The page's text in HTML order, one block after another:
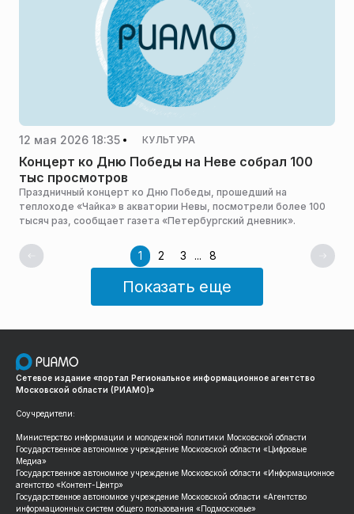
12 мая 2026 18:35 КУЛЬТУРА
Концерт ко Дню Победы на Неве собрал 100
тыс просмотров
Праздничный концерт ко Дню Победы, прошедший на
теплоходе «Чайка» в акватории Невы, посмотрели более 100
тысяч раз, сообщает газета «Петербургский дневник».
1 2 3 ... 8
Показать еще
Сетевое издание «портал Региональное информационное агентство
Московской области (РИАМО)»
Соучредители:
Министерство информации и молодежной политики Московской области
Государственное автономное учреждение Московской области «Цифровые
Медиа»
Государственное автономное учреждение Московской области «Информационное
агентство «Контент-Центр»
Государственное автономное учреждение Московской области «Агентство
информационных систем общего пользования «Подмосковье»